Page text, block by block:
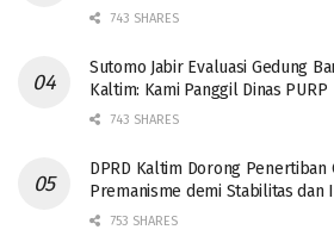
743 SHARES
Sutomo Jabir Evaluasi Gedung
Kaltim: Kami Panggil Dinas PURP
743 SHARES
DPRD Kaltim Dorong Penertiban
Premanisme demi Stabilitas dan
753 SHARES